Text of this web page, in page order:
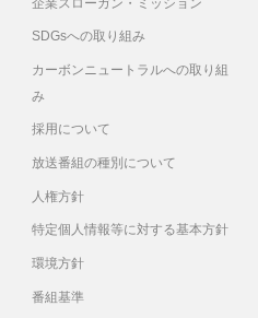
SDGsへの取り組み
カーボンニュートラルへの取り組
み
採用について
放送番組の種別について
人権方針
特定個人情報等に対する基本方針
環境方針
番組基準